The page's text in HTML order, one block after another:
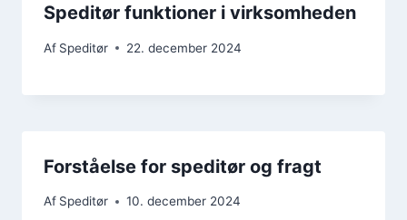
Speditør funktioner i virksomheden
Af Speditør 22. december 2024
Forståelse for speditør og fragt
Af Speditør 10. december 2024